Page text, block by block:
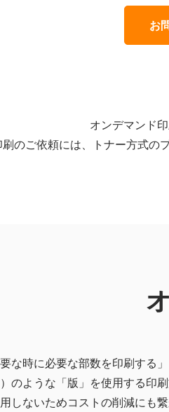
お
オンデマンド
のご依頼には、トナー方式の
な時に必要な部数を印刷する
のような「版」を使用する印
しないためコストの削減にも